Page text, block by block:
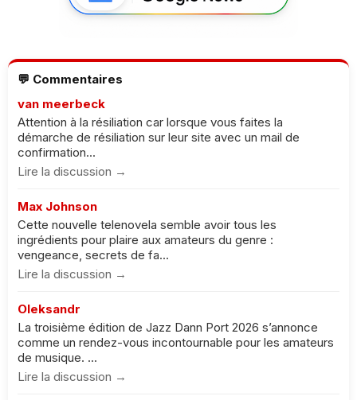
💬 Commentaires
van meerbeck
Attention à la résiliation car lorsque vous faites la
démarche de résiliation sur leur site avec un mail de
confirmation...
Lire la discussion →
Max Johnson
Cette nouvelle telenovela semble avoir tous les
ingrédients pour plaire aux amateurs du genre :
vengeance, secrets de fa...
Lire la discussion →
Oleksandr
La troisième édition de Jazz Dann Port 2026 s’annonce
comme un rendez-vous incontournable pour les amateurs
de musique. ...
Lire la discussion →